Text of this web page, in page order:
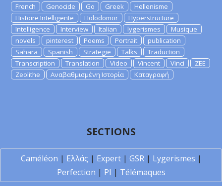
French
Genocide Go Greek
Hellenisme
Histoire Intelligente
Holodomor
Hyperstructure
Intelligence
Interview Italian lygerismes
Musique
novels
pinterest Poems Portrait
publication
Sahara
Spanish Strategie Talks
Traduction
Transcription
Translation Video Vincent Vinci
ZEE
Zeolithe
Αναβαθμισμένη Ιστορία Καταγραφή
SECTIONS
Caméléon | Ελλάς | Expert| GSR| Lygerismes |
Perfection | PI | Télémaques